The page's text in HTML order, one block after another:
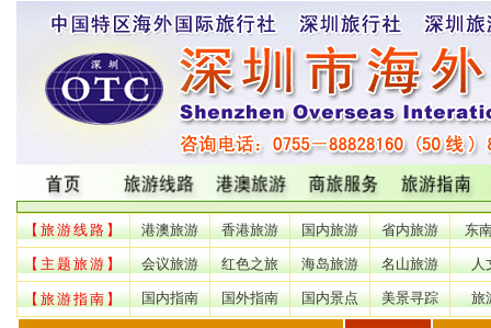
【旅游线路】 港澳旅游 香港旅游 国内旅游 省内旅游 东
【主题旅游】 会议旅游 红色之旅 海岛旅游 名山旅游 人
【旅游指南】 国内指南 国外指南 国内景点 美景寻踪 旅